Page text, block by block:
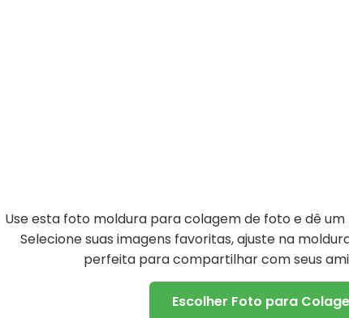
Use esta foto moldura para colagem de foto e dê um
Selecione suas imagens favoritas, ajuste na
perfeita para compartilhar com seus
Escolher Foto para